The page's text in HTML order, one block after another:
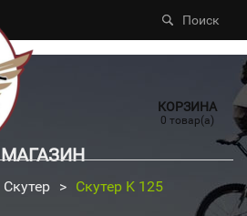
Поиск
КОРЗИНА
0 товар(а)
МАГАЗИН
Скутер > Скутер K 125